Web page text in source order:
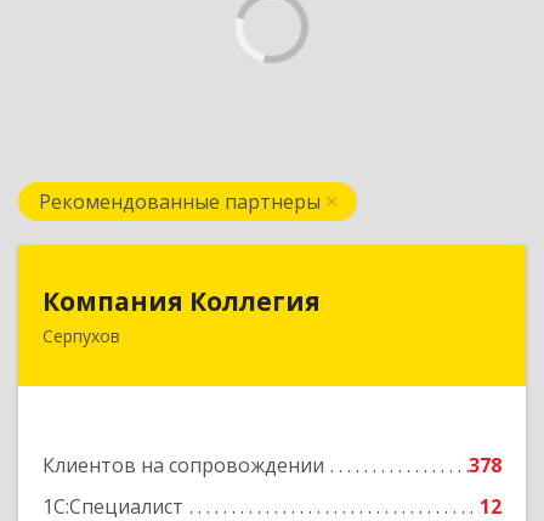
Рекомендованные партнеры
Компания Коллегия
Серпухов
Клиентов на сопровождении
378
1С:Специалист
12
142211, Московская обл, Серпухов г, Оборонная